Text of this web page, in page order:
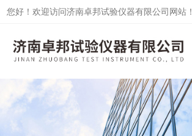
您好！欢迎访问济南卓邦试验仪器有限公司网站！